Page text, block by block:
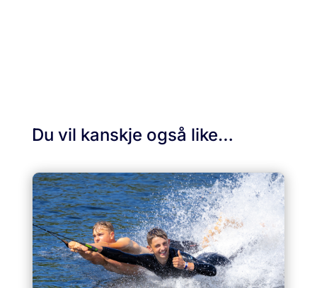
Du vil kanskje også like…